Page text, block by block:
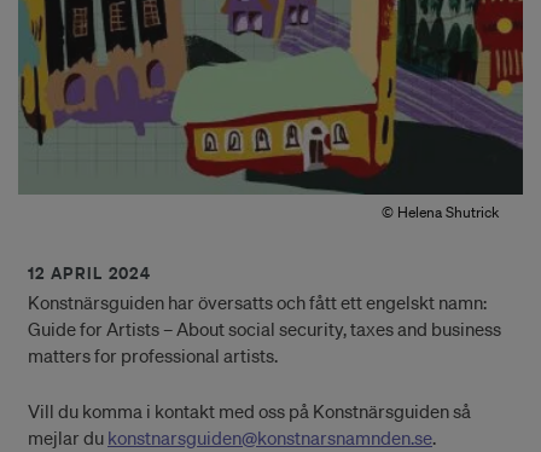
© Helena Shutrick
12 APRIL 2024
Konstnärsguiden har översatts och fått ett engelskt namn:
Guide for Artists – About social security, taxes and business
matters for professional artists.
Vill du komma i kontakt med oss på Konstnärsguiden så
mejlar du konstnarsguiden@konstnarsnamnden.se.